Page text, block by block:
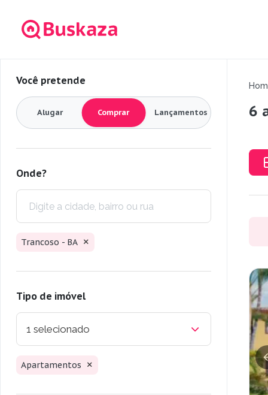
Você pretende
Alugar Comprar Lançamentos
Onde?
Trancoso - BA
Tipo de imóvel
1 selecionado
Apartamentos
6